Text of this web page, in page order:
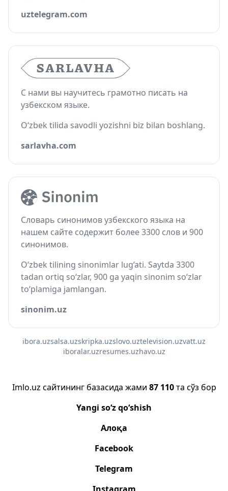
uztelegram.com
С нами вы научитесь грамотно писать на
узбекском языке.
O‘zbek tilida savodli yozishni biz bilan boshlang.
sarlavha.com
Словарь синонимов узбекского языка на
нашем сайте содержит более 3300 слов и 900
синонимов.
O‘zbek tilining sinonimlar lug‘ati. Saytda 3300
tadan ortiq so‘zlar, 900 ga yaqin sinonim so‘zlar
to‘plamiga jamlangan.
sinonim.uz
ibora.uzsalsa.uzskripka.uzslovo.uztelevision.uzvatt.uz
iboralar.uzresumes.uzhavo.uz
Imlo.uz сайтининг базасида жами 87 110та сўз бор
Yangi so‘z qo‘shish
Алоқа
Facebook
Telegram